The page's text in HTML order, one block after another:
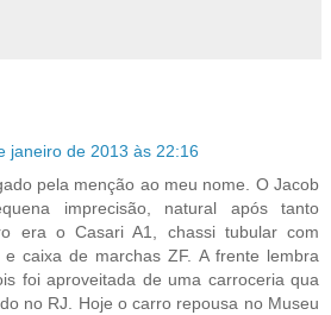
janeiro de 2013 às 22:16
pela menção ao meu nome. O Jacob
imprecisão, natural após tanto
era o Casari A1, chassi tubular com
caixa de marchas ZF. A frente lembra
foi aproveitada de uma carroceria qua
no RJ. Hoje o carro repousa no Museu